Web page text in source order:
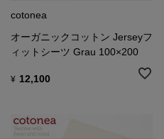
cotonea
オーガニックコットン Jerseyフ
ィットシーツ Grau 100×200
¥ 12,100